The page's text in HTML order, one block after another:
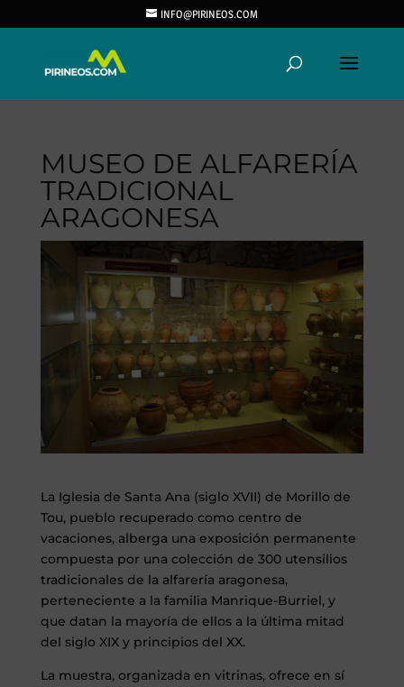
INFO@PIRINEOS.COM
MUSEO DE ALFARERÍA
TRADICIONAL
ARAGONESA
La Iglesia de Santa Ana (siglo XVII) de Morillo de
Tou, pueblo recuperado como centro de
vacaciones, alberga una exposición permanente
compuesta por una colección de 300 utensilios
tradicionales de la alfarería aragonesa,
perteneciente a la familia Manrique-Burriel, y
que datan la mayoría de ellos a la última mitad
del siglo XIX y principios del XX.
La muestra, organizada en vitrinas, ofrece en sí